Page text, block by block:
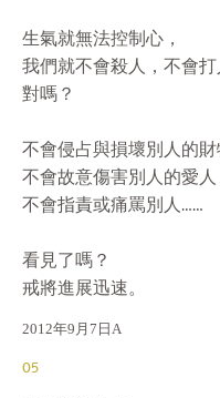
生氣就無法控制心，
我們就不會殺人，不會打
對嗎？
不會侵占與損壞別人的財
不會故意傷害別人的愛人
不會指責或痛罵別人……
看見了嗎？
戒將進展迅速。
2012年9月7日A
05